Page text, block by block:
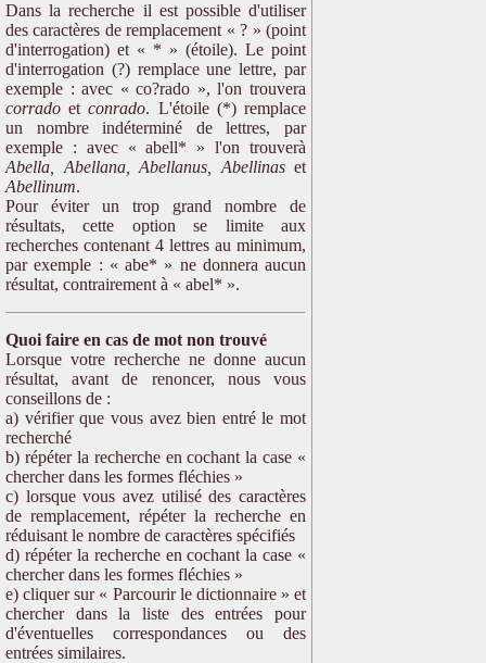
Dans la recherche il est possible d'utiliser
des caractères de remplacement « ? » (point
d'interrogation) et « * » (étoile). Le point
d'interrogation (?) remplace une lettre, par
exemple : avec « co?rado », l'on trouvera
corrado etconrado. L'étoile (*) remplace
un nombre indéterminé de lettres, par
exemple : avec « abell* » l'on trouverà
Abella, Abellana, Abellanus, Abellinaset
Abellinum.
Pour éviter un trop grand nombre de
résultats, cette option se limite aux
recherches contenant 4 lettres au minimum,
par exemple : « abe* » ne donnera aucun
résultat, contrairement à « abel* ».
Quoi faire en cas de mot non trouvé
Lorsque votre recherche ne donne aucun
résultat, avant de renoncer, nous vous
conseillons de :
a) vérifier que vous avez bien entré le mot
recherché
b) répéter la recherche en cochant la case «
chercher dans les formes fléchies »
c) lorsque vous avez utilisé des caractères
de remplacement, répéter la recherche en
réduisant le nombre de caractères spécifiés
d) répéter la recherche en cochant la case «
chercher dans les formes fléchies »
e) cliquer sur « Parcourir le dictionnaire » et
chercher dans la liste des entrées pour
d'éventuelles correspondances ou des
entrées similaires.